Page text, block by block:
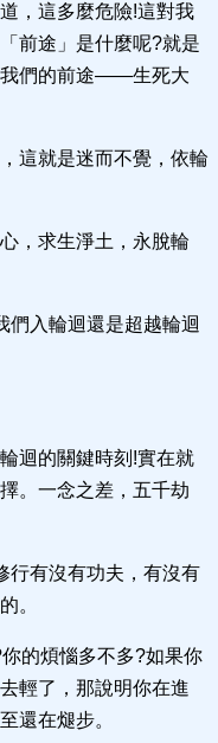
，這多麼危險!這對我
前途」是什麼呢?就是
我們的前途——生死大
這就是迷而不覺，依輪
，求生淨土，永脫輪
們入輪迴還是超越輪迴
迴的關鍵時刻!實在就
。一念之差，五千劫
行有沒有功夫，有沒有
。
的煩惱多不多?如果你
輕了，那說明你在進
還在煺步。